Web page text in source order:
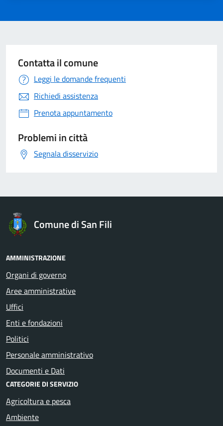
Contatta il comune
Leggi le domande frequenti
Richiedi assistenza
Prenota appuntamento
Problemi in città
Segnala disservizio
Comune di San Fili
AMMINISTRAZIONE
Organi di governo
Aree amministrative
Uffici
Enti e fondazioni
Politici
Personale amministrativo
Documenti e Dati
CATEGORIE DI SERVIZIO
Agricoltura e pesca
Ambiente